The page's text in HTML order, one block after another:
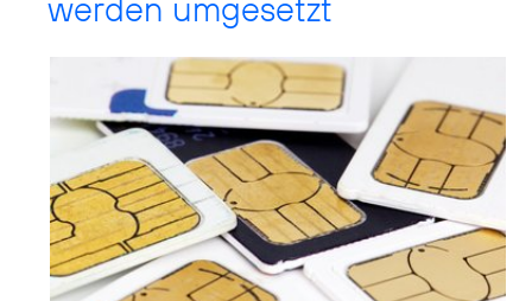
werden umgesetzt